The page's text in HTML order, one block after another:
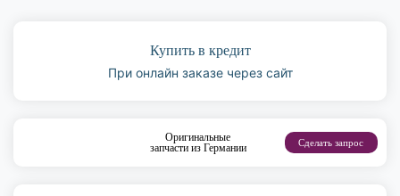
Купить в кредит
При онлайн заказе через сайт
Оригинальные
запчасти из Германии
Сделать запрос